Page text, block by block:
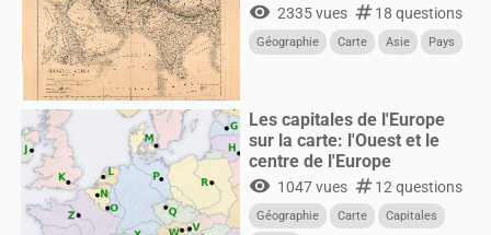
visibility 2335 vues numbers18 questions
Géographie Carte Asie Pays
Les capitales de l'Europe
sur la carte: l'Ouest et le
centre de l'Europe
visibility 1047 vues numbers12 questions
Géographie Carte
Capitales